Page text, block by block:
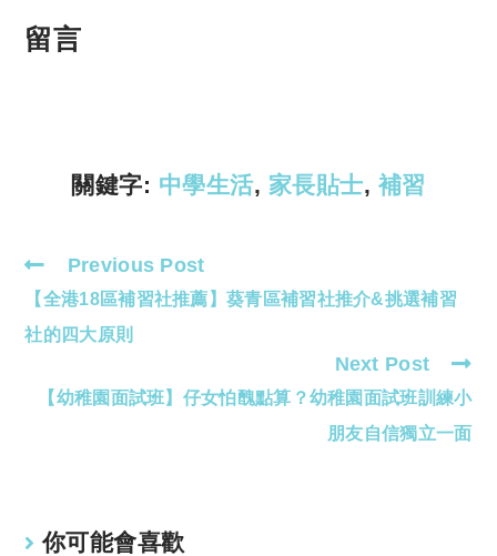
k
留言
關鍵字: 中學生活, 家長貼士, 補習
Read
more
articles
Previous Post
【全港18區補習社推薦】葵青區補習社推介&挑選補習
社的四大原則
Next Post
【幼稚園面試班】仔女怕醜點算？幼稚園面試班訓練小
朋友自信獨立一面
你可能會喜歡